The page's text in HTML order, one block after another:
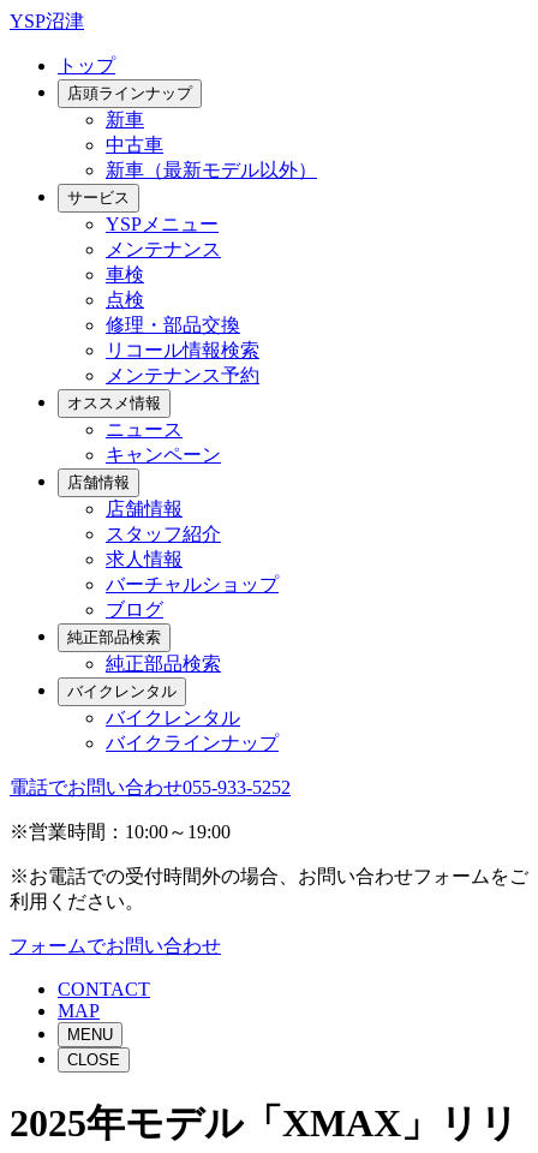
YSP沼津
トップ
店頭ラインナップ
新車
中古車
新車（最新モデル以外）
サービス
YSPメニュー
メンテナンス
車検
点検
修理・部品交換
リコール情報検索
メンテナンス予約
オススメ情報
ニュース
キャンペーン
店舗情報
店舗情報
スタッフ紹介
求人情報
バーチャルショップ
ブログ
純正部品検索
純正部品検索
バイクレンタル
バイクレンタル
バイクラインナップ
電話でお問い合わせ055-933-5252
※営業時間：10:00～19:00
※お電話での受付時間外の場合、お問い合わせフォームをご
利用ください。
フォームでお問い合わせ
CONTACT
MAP
MENU
CLOSE
2025年モデル「XMAX」リリ